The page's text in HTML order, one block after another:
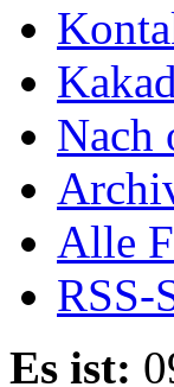
Nach
Alle
RSS-
Es ist: